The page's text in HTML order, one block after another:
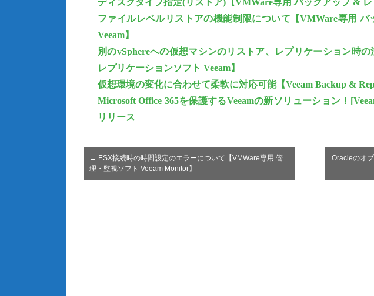
ファイルレベルリストアの機能制限について【VMWare専用
Veeam】
別のvSphereへの仮想マシンのリストア、レプリケーション時
レプリケーションソフト Veeam】
仮想環境の変化に合わせて柔軟に対応可能【Veeam Backup &
Microsoft Office 365を保護するVeeamの新ソリューション！
リリース
← ESX接続時の時間設定のエラーについて【VMWare専用 管
理・監視ソフト Veeam Monitor】
Oracleのオ